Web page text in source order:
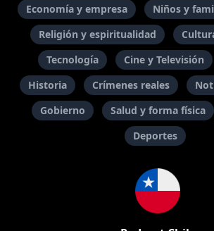
Economía y empresa
Niños y
Religión y espiritualidad
Tecnología
Cine y Televisión
Historia
Crímenes reales
Gobierno
Salud y forma física
Deportes